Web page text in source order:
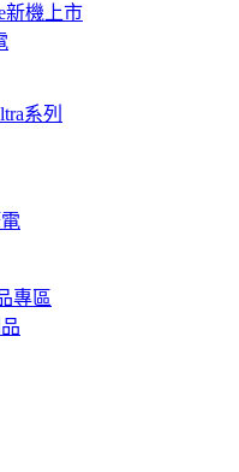
新機上市
系列
專區